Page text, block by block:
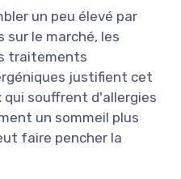
un peu élevé par
le marché, les
traitements
justifient cet
qui souffrent d'allergies
un sommeil plus
faire pencher la